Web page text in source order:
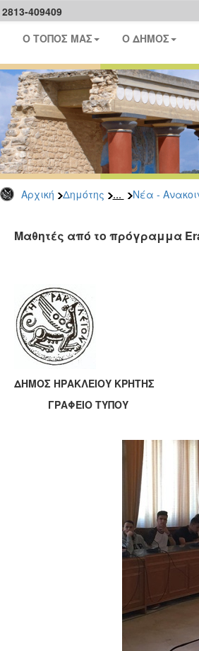
409409
Ο ΤΟΠΟΣ ΜΑΣ Ο ΔΗΜΟΣ
Αρχική Δημότης ... Νέα -
Μαθητές από το πρόγραμμα
ΔΗΜΟΣ ΗΡΑΚΛΕΙΟΥ ΚΡΗΤΗΣ
ΓΡΑΦΕΙΟ